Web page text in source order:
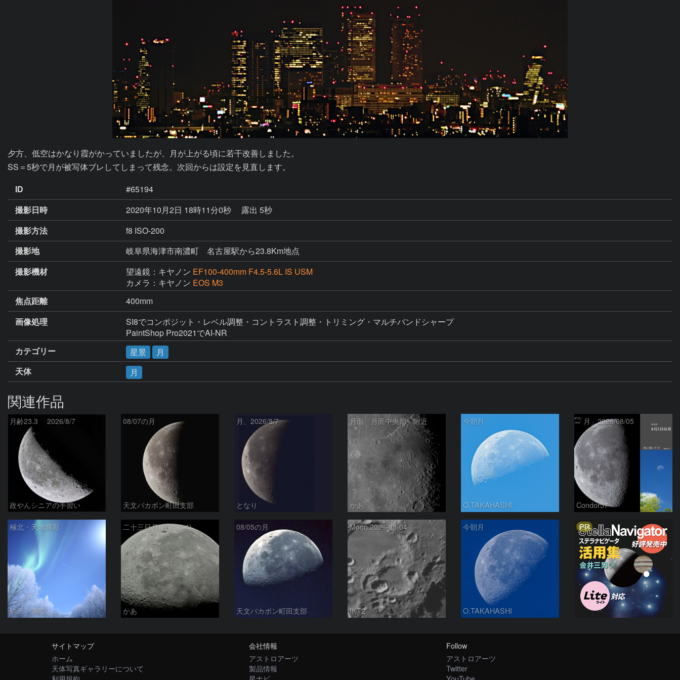
夕方、低空はかなり霞がかっていましたが、月が上がる頃に若干改善しました。
SS＝5秒で月が被写体ブレしてしまって残念。次回からは設定を見直します。
ID
#65194
撮影日時
2020年10月2日 18時11分0秒
露出 5秒
撮影方法
f8 ISO-200
撮影地
岐阜県海津市南濃町 名古屋駅から23.8Km地点
撮影機材
望遠鏡：キヤノン EF100-400mm F4.5-5.6L IS USM
カメラ：キヤノン EOS M3
焦点距離
400mm
画像処理
SI8でコンポジット・レベル調整・コントラスト調整・トリミング・マルチバンドシャープ
PaintShop Pro2021でAI-NR
カテゴリー
星景
月
天体
月
関連作品
月齢23.3 2026/8/7
政やんシニアの手習い
08/07の月
天文バカボン町田支部
月、2026/8/7
となり
月面「月面中央部」附近
かあ
今朝月
O.TAKAHASHI
「月」2026/08/05
Condor57
極北・天地輝彩
駒沢 満晴
二十三日月(月齢21.4)
かあ
08/05の月
天文バカボン町田支部
Moon 2026-08-04
IKT2
今朝月
O.TAKAHASHI
PR
サイトマップ
ホーム
天体写真ギャラリーについて
会社情報
アストロアーツ
製品情報
Follow
アストロアーツ
Twitter